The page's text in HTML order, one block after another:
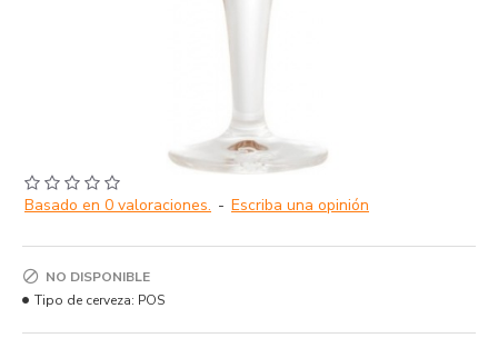
Basado en 0 valoraciones. - Escriba una opinión
NO DISPONIBLE
Tipo de cerveza: POS